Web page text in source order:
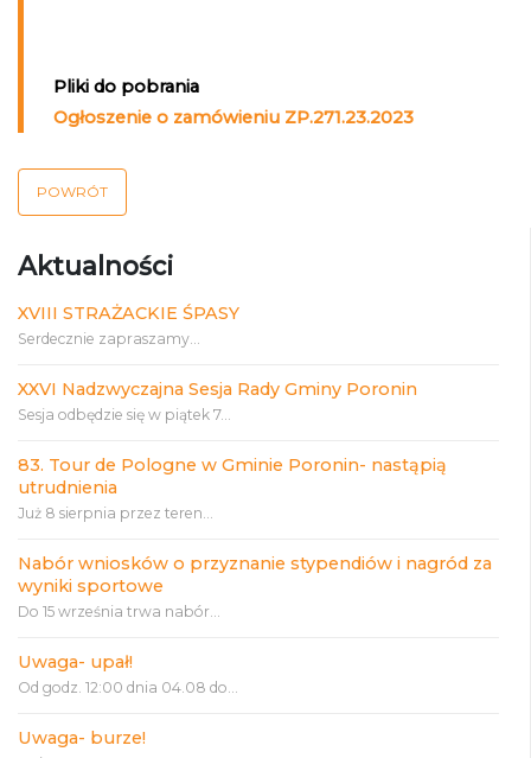
Aktualności
XVIII STRAŻACKIE ŚPASY
Serdecznie zapraszamy...
XXVI Nadzwyczajna Sesja Rady Gminy Poronin
Sesja odbędzie się w piątek 7...
83. Tour de Pologne w Gminie Poronin- nastąpią
utrudnienia
Już 8 sierpnia przez teren...
Nabór wniosków o przyznanie stypendiów i nagród za
wyniki sportowe
Do 15 września trwa nabór...
Uwaga- upał!
Od godz. 12:00 dnia 04.08 do...
Uwaga- burze!
Pliki do pobrania
Ogłoszenie o zamówieniu ZP.271.23.2023
POWRÓT